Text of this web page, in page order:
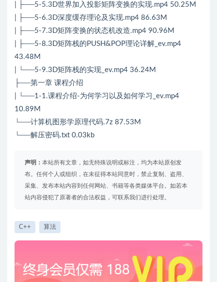
| ├──5-5.3D世界加入投影矩阵变换的实现.mp4 50.25M
| ├──5-6.3D深度缓存理论及实现.mp4 86.63M
| ├──5-7.3D矩阵变换的状态机改造.mp4 90.96M
| ├──5-8.3D矩阵栈的PUSH&POP理论详解_ev.mp4
43.48M
| └──5-9.3D矩阵栈的实现_ev.mp4 36.24M
├──第一章 课程介绍
| └──1-1.课程介绍-为何学习以及如何学习_ev.mp4
10.89M
└──计算机图形学原理代码.7z 87.53M
└──解压密码.txt 0.03kb
声明： 本站所有文章，如无特殊说明或标注，均为本站原创发
布。任何个人或组织，在未征得本站同意时，禁止复制、盗用、
采集、发布本站内容到任何网站、书籍等各类媒体平台。如若本
站内容侵犯了原著者的合法权益，可联系我们进行处理。
C++ 算法